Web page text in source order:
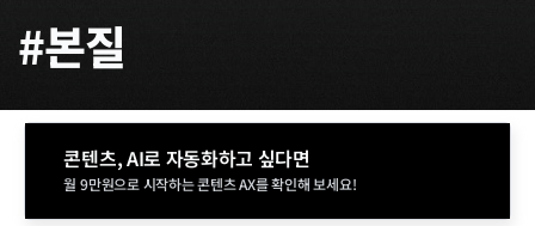
#본질
콘텐츠, AI로 자동화하고 싶다면
월 9만원으로 시작하는 콘텐츠 AX를 확인해 보세요!